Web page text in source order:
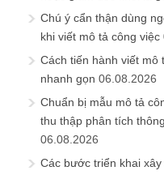
Chú ý cẩn thận dùng
khi viết mô tả công việc
Cách tiến hành viết mô
nhanh gọn 06.08.2026
Chuẩn bị mẫu mô tả
thu thập phân tích
06.08.2026
Các bước triển khai